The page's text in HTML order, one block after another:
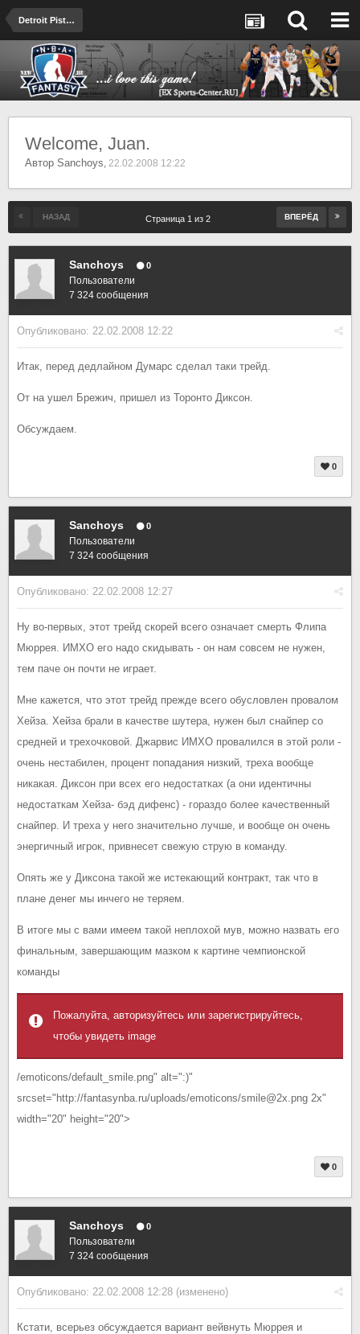
Detroit Pistons
Welcome, Juan.
Автор Sanchoys, 22.02.2008 12:22
НАЗАД ВПЕРЁД
Страница 1 из 2
Sanchoys 0
Пользователи
7 324 сообщения
Опубликовано: 22.02.2008 12:22
Итак, перед дедлайном Думарс сделал таки трейд.
От на ушел Брежич, пришел из Торонто Диксон.
Обсуждаем.
0
Sanchoys 0
Пользователи
7 324 сообщения
Опубликовано: 22.02.2008 12:27
Ну во-первых, этот трейд скорей всего означает смерть Флипа
Мюррея. ИМХО его надо скидывать - он нам совсем не нужен,
тем паче он почти не играет.
Мне кажется, что этот трейд прежде всего обусловлен провалом
Хейза. Хейза брали в качестве шутера, нужен был снайпер со
средней и трехочковой. Джарвис ИМХО провалился в этой роли -
очень нестабилен, процент попадания низкий, треха вообще
никакая. Диксон при всех его недостатках (а они идентичны
недостаткам Хейза- бэд дифенс) - гораздо более качественный
снайпер. И треха у него значительно лучше, и вообще он очень
энергичный игрок, привнесет свежую струю в команду.
Опять же у Диксона такой же истекающий контракт, так что в
плане денег мы инчего не теряем.
В итоге мы с вами имеем такой неплохой мув, можно назвать его
финальным, завершающим мазком к картине чемпионской
команды
Пожалуйта, авторизуйтесь или зарегистрируйтесь,
чтобы увидеть image
/emoticons/default_smile.png" alt=":)"
srcset="http://fantasynba.ru/uploads/emoticons/smile@2x.png 2x"
width="20" height="20">
0
Sanchoys 0
Пользователи
7 324 сообщения
Опубликовано: 22.02.2008 12:28 (изменено)
Кстати, всерьез обсуждается вариант вейвнуть Мюррея и